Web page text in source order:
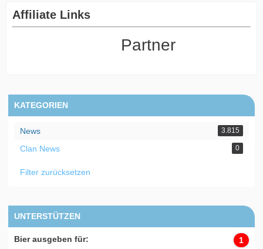
Affiliate Links
Partner
KATEGORIEN
News 3.815
Clan News 0
Filter zurücksetzen
UNTERSTÜTZEN
Bier ausgeben für: 1